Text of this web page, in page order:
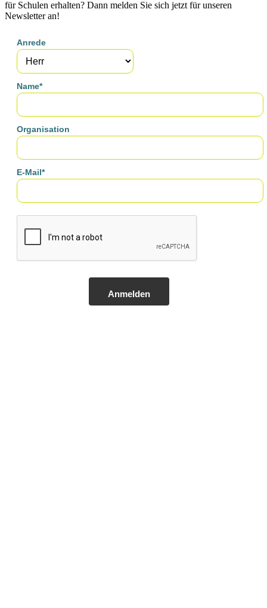
für Schulen erhalten? Dann melden Sie sich jetzt für unseren
Newsletter an!
Anrede
Name*
Organisation
E-Mail*
Anmelden